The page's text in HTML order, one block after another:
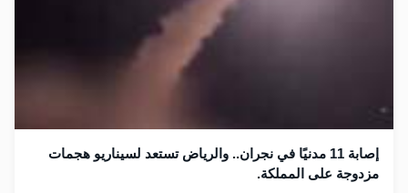
إصابة 11 مدنيًا في نجران.. والرياض تستعد لسيناريو هجمات
مزدوجة على المملكة.